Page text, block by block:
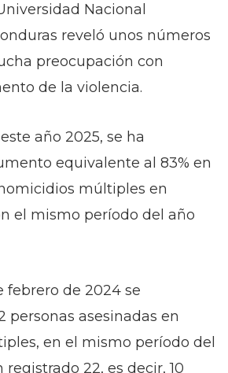
Nacional
reveló unos números
preocupación con
de la violencia.
año 2025, se ha
equivalente al 83% en
múltiples en
el mismo período del año
febrero de 2024 se
personas asesinadas en
en el mismo período del
registrado 22, es decir, 10